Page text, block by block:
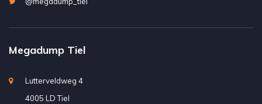
Megadump Tiel
Lutterveldweg 4
4005 LD Tiel